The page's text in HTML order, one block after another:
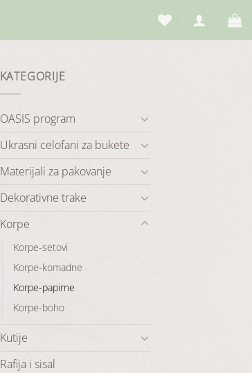
KATEGORIJE
OASIS program
Ukrasni celofani za bukete
Materijali za pakovanje
Dekorativne trake
Korpe
Korpe-setovi
Korpe-komadne
Korpe-papirne
Korpe-boho
Kutije
Rafija i sisal